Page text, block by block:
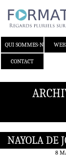
QUI SOMMES-NOUS ?
CONTACT
NAYOLA DE
8